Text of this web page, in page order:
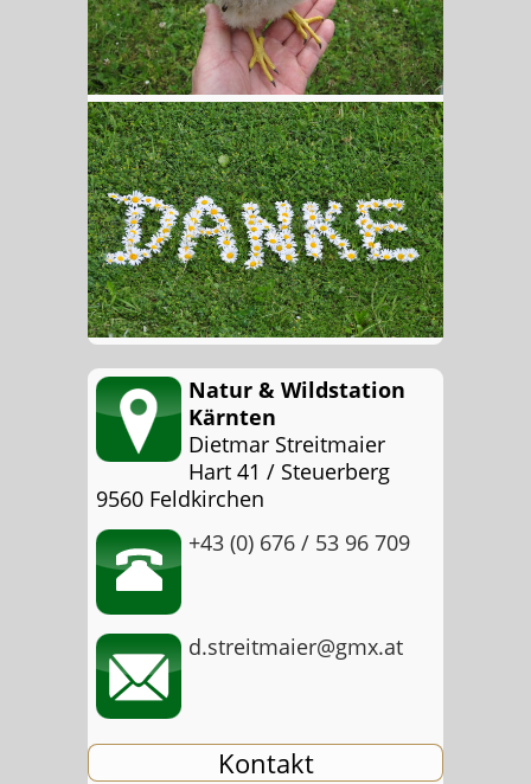
Natur & Wildstation
Kärnten
Dietmar Streitmaier
Hart 41 / Steuerberg
9560 Feldkirchen
+43 (0) 676 / 53 96 709
d.streitmaier@gmx.at
Kontakt